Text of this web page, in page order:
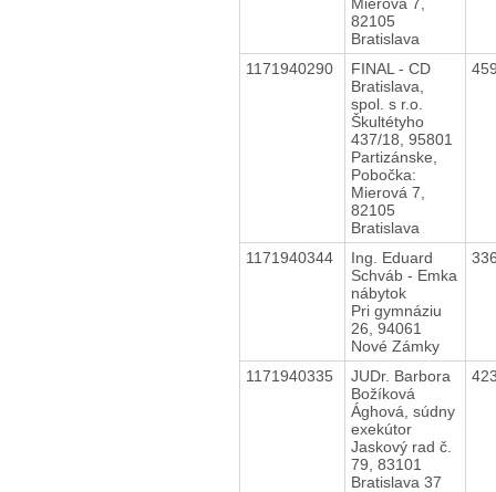
82105
Bratislava
1171940290
FINAL - CD
Bratislava,
spol. s r.o.
Škultétyho
437/18, 95801
Partizánske,
Pobočka:
Mierová 7,
82105
Bratislava
1171940344
Ing. Eduard
Schváb - Emka
nábytok
Pri gymnáziu
26, 94061
Nové Zámky
1171940335
JUDr. Barbora
Božíková
Ághová, súdny
exekútor
Jaskový rad č.
79, 83101
Bratislava 37